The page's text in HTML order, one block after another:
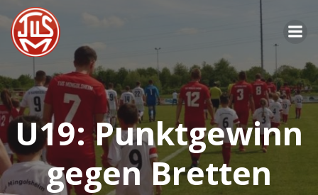
U19: Punktgewinn
gegen Bretten